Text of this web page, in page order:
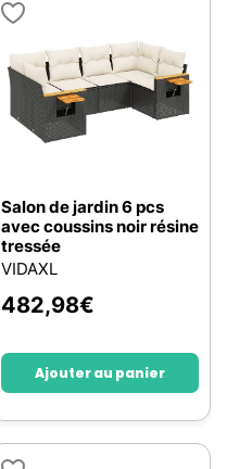
Salon de jardin 6 pcs
avec coussins noir résine
tressée
VIDAXL
482,98€
Ajouter au panier